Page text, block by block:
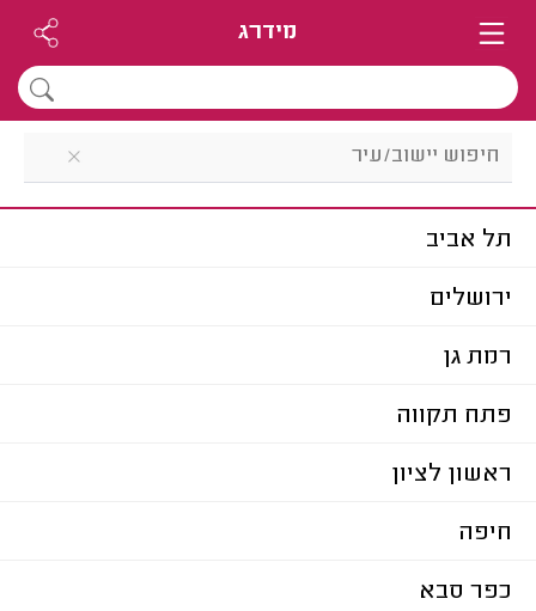
מידרג
תל אביב
ירושלים
רמת גן
פתח תקווה
ראשון לציון
חיפה
כפר סבא